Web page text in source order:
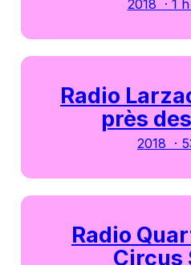
2018 · 1
Radio
près
2018 ·
Radio
Circus